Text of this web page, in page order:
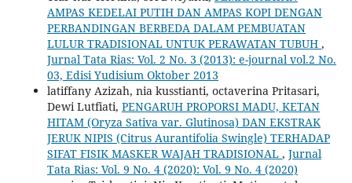
AMPAS KEDELAI PUTIH DAN AMPAS KOPI DENGAN
PERBANDINGAN BERBEDA DALAM PEMBUATAN
LULUR TRADISIONAL UNTUK PERAWATAN TUBUH ,
Jurnal Tata Rias: Vol. 2 No. 3 (2013): e-journal vol.2 No.
03, Edisi Yudisium Oktober 2013
latiffany Azizah, nia kusstianti, octaverina Pritasari,
Dewi Lutfiati, PENGARUH PROPORSI MADU, KETAN
HITAM (Oryza Sativa var. Glutinosa) DAN EKSTRAK
JERUK NIPIS (Citrus Aurantifolia Swingle) TERHADAP
SIFAT FISIK MASKER WAJAH TRADISIONAL , Jurnal
Tata Rias: Vol. 9 No. 4 (2020): Vol. 9 No. 4 (2020)